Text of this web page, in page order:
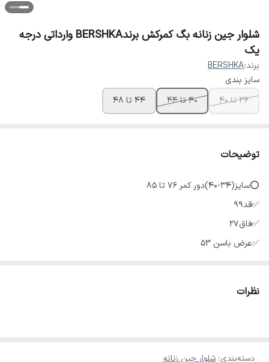
شلوار جین زنانه بگ کمرکش برندBERSHKA وارداتی درجه
یک
برند:BERSHKA
سایز بندی
36 تا 40
40 تا 44 44 تا 48
توضیحات
⭕سایز(۳۴-۴۰)دور کمر 76 تا ۸۵
✅قد99
✅فاق۲۷
✅عرض باسن ۵۳
✅فاق۲۹
نظرات
دسته‌بندی: شلوار جین زنانه